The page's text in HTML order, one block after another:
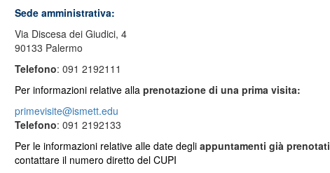
Sede amministrativa:
Via Discesa dei Giudici, 4
90133 Palermo
Telefono: 091 2192111
Per informazioni relative alla prenotazione di una prima visita:
primevisite@ismett.edu
Telefono: 091 2192133
Per le informazioni relative alle date degli appuntamenti già prenotati
contattare il numero diretto del CUPI